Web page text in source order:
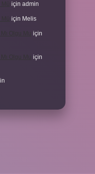
için admin
için Melis
için
için